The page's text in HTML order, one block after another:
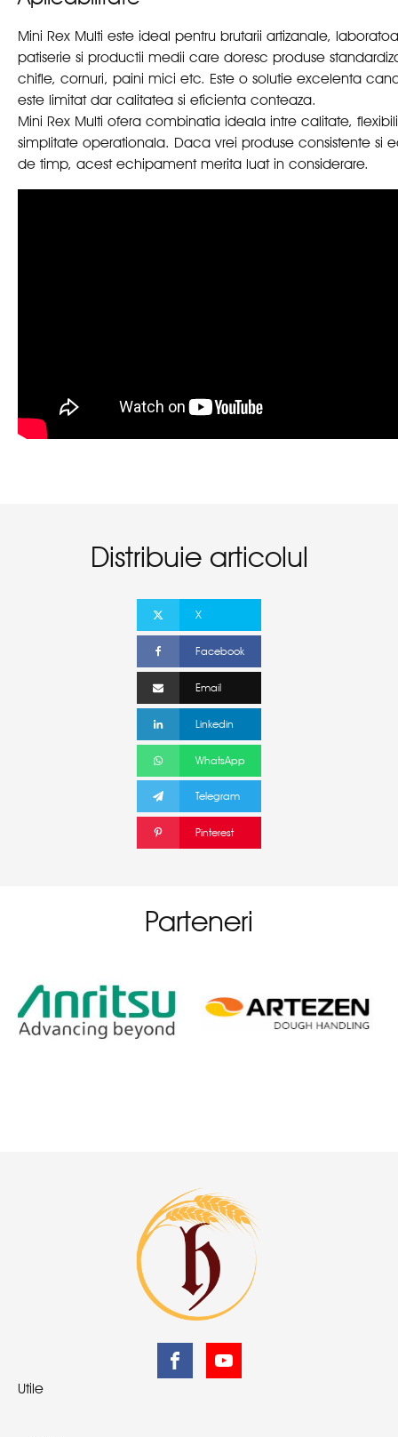
Mini Rex Multi este ideal pentru brutarii artizanale,
patiserie si productii medii care doresc produse
chifle, cornuri, paini mici etc. Este o solutie excelenta
este limitat dar calitatea si eficienta conteaza.
Mini Rex Multi ofera combinatia ideala intre calitate,
simplitate operationala. Daca vrei produse consistente si
de timp, acest echipament merita luat in considerare.
Distribuie articolul
X
Facebook
Email
Linkedin
WhatsApp
Telegram
Pinterest
Parteneri
Utile